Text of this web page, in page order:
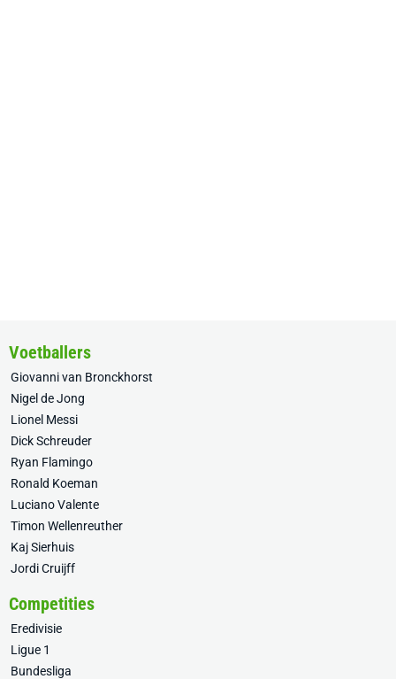
Voetballers
Giovanni van Bronckhorst
Nigel de Jong
Lionel Messi
Dick Schreuder
Ryan Flamingo
Ronald Koeman
Luciano Valente
Timon Wellenreuther
Kaj Sierhuis
Jordi Cruijff
Competities
Eredivisie
Ligue 1
Bundesliga